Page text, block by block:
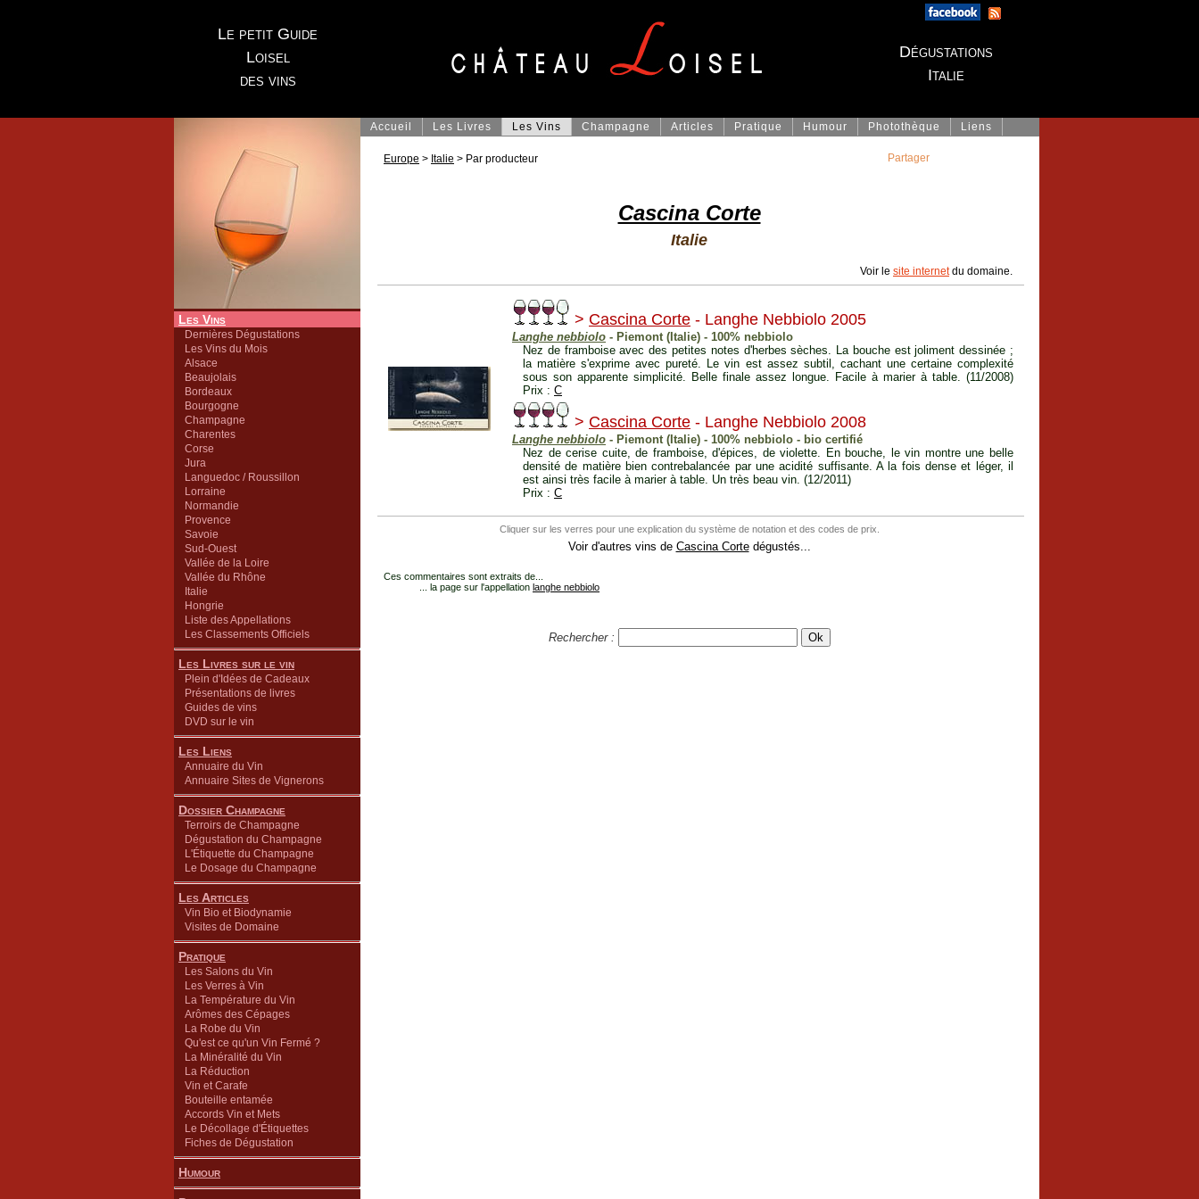
Le petit Guide
Loisel
des vins
Dégustations
Italie
Les Vins
Dernières Dégustations
Les Vins du Mois
Alsace
Beaujolais
Bordeaux
Bourgogne
Champagne
Charentes
Corse
Jura
Languedoc / Roussillon
Lorraine
Normandie
Provence
Savoie
Sud-Ouest
Vallée de la Loire
Vallée du Rhône
Italie
Hongrie
Liste des Appellations
Les Classements Officiels
Les Livres sur le vin
Plein d'Idées de Cadeaux
Présentations de livres
Guides de vins
DVD sur le vin
Les Liens
Annuaire du Vin
Annuaire Sites de Vignerons
Dossier Champagne
Terroirs de Champagne
Dégustation du Champagne
L'Étiquette du Champagne
Le Dosage du Champagne
Les Articles
Vin Bio et Biodynamie
Visites de Domaine
Pratique
Les Salons du Vin
Les Verres à Vin
La Température du Vin
Arômes des Cépages
La Robe du Vin
Qu'est ce qu'un Vin Fermé ?
La Minéralité du Vin
La Réduction
Vin et Carafe
Bouteille entamée
Accords Vin et Mets
Le Décollage d'Étiquettes
Fiches de Dégustation
Humour
Accueil Les Livres Les Vins Champagne Articles Pratique Humour Photothèque Liens
Europe > Italie > Par producteur
Cascina Corte
Italie
Voir le site internetdu domaine.
> Cascina Corte - Langhe Nebbiolo 2005
Langhe nebbiolo - Piemont (Italie) - 100% nebbiolo
Nez de framboise avec des petites notes d'herbes sèches. La bouche est joliment dessinée ;
la matière s'exprime avec pureté. Le vin est assez subtil, cachant une certaine complexité
sous son apparente simplicité. Belle finale assez longue. Facile à marier à table. (11/2008)
Prix : C
> Cascina Corte - Langhe Nebbiolo 2008
Langhe nebbiolo - Piemont (Italie) - 100% nebbiolo - bio certifié
Nez de cerise cuite, de framboise, d'épices, de violette. En bouche, le vin montre une belle
densité de matière bien contrebalancée par une acidité suffisante. A la fois dense et léger, il
est ainsi très facile à marier à table. Un très beau vin. (12/2011)
Prix : C
Cliquer sur les verres pour une explication du système de notation et des codes de prix.
Voir d'autres vins de Cascina Cortedégustés...
Ces commentaires sont extraits de...
... la page sur l'appellation langhe nebbiolo
Rechercher :
Partager